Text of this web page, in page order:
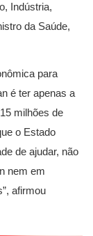
Indústria,
da Saúde,
para
é ter apenas a
milhões de
o Estado
de ajudar, não
nem em
afirmou